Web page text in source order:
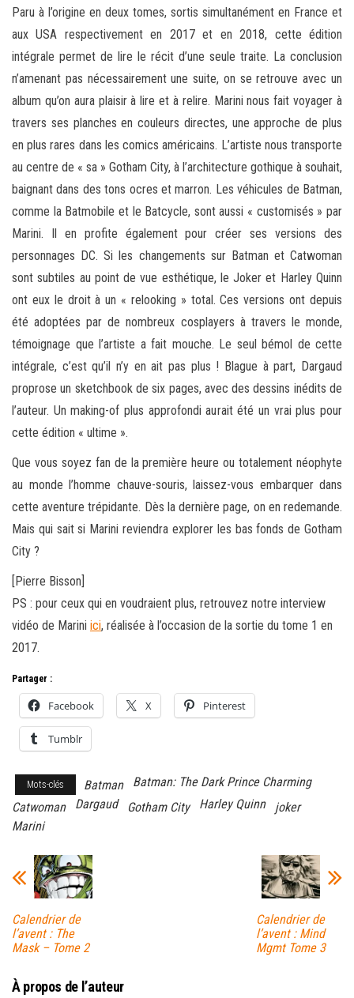
Paru à l’origine en deux tomes, sortis simultanément en France et
aux USA respectivement en 2017 et en 2018, cette édition
intégrale permet de lire le récit d’une seule traite. La conclusion
n’amenant pas nécessairement une suite, on se retrouve avec un
album qu’on aura plaisir à lire et à relire. Marini nous fait voyager à
travers ses planches en couleurs directes, une approche de plus
en plus rares dans les comics américains. L’artiste nous transporte
au centre de « sa » Gotham City, à l’architecture gothique à souhait,
baignant dans des tons ocres et marron. Les véhicules de Batman,
comme la Batmobile et le Batcycle, sont aussi « customisés » par
Marini. Il en profite également pour créer ses versions des
personnages DC. Si les changements sur Batman et Catwoman
sont subtiles au point de vue esthétique, le Joker et Harley Quinn
ont eux le droit à un « relooking » total. Ces versions ont depuis
été adoptées par de nombreux cosplayers à travers le monde,
témoignage que l’artiste a fait mouche. Le seul bémol de cette
intégrale, c’est qu’il n’y en ait pas plus ! Blague à part, Dargaud
proprose un sketchbook de six pages, avec des dessins inédits de
l’auteur. Un making-of plus approfondi aurait été un vrai plus pour
cette édition « ultime ».
Que vous soyez fan de la première heure ou totalement néophyte
au monde l’homme chauve-souris, laissez-vous embarquer dans
cette aventure trépidante. Dès la dernière page, on en redemande.
Mais qui sait si Marini reviendra explorer les bas fonds de Gotham
City ?
[Pierre Bisson]
PS : pour ceux qui en voudraient plus, retrouvez notre interview
vidéo de Marini ici, réalisée à l’occasion de la sortie du tome 1 en
2017.
Partager :
Facebook X Pinterest
Tumblr
Mots-clés Batman
Batman: The Dark Prince Charming
Catwoman
Dargaud Gotham City Harley Quinn
joker
Marini
Calendrier de
l’avent : The
Mask – Tome 2
Calendrier de
l’avent : Mind
Mgmt Tome 3
À propos de l’auteur